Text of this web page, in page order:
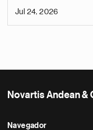
Jul 24, 2026
Novartis Andean &
Navegador